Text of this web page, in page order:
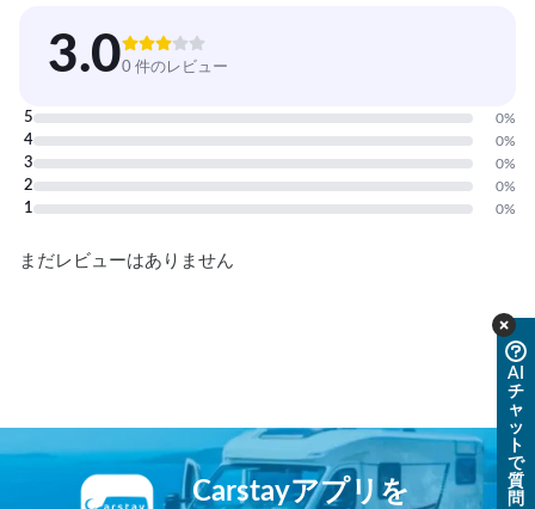
3.00 件のレビュー
5 0%
4 0%
3 0%
2 0%
1 0%
まだレビューはありません
AI
チ
ャ
ッ
ト
で
質
問
Carstayアプリを